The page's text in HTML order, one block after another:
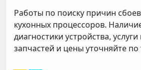
Работы по поиску причин
кухонных процессоров.
диагностики устройства,
запчастей и цены уточняйте